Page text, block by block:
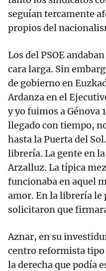
seguían tercamente
propios del
Los del PSOE
cara larga. Sin
de gobierno en
Ardanza en el
y yo fuimos a Génova
llegado con tiempo,
hasta la Puerta del
librería. La gente en
Arzalluz. La típica
funcionaba en aquel
amor. En la librería le
solicitaron que
Aznar, en su
centro reformista tipo
la derecha que podía